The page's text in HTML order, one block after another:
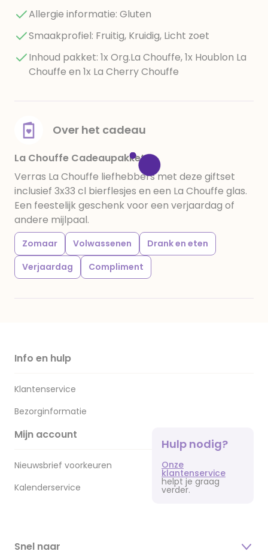
Allergie informatie: Gluten
Smaakprofiel: Fruitig, Kruidig, Licht zoet
Inhoud pakket: 1x Org.La Chouffe, 1x Houblon La
Chouffe en 1x La Cherry Chouffe
Over het cadeau
La Chouffe Cadeaupakket
Verras La Chouffe liefhebbers met deze giftset
inclusief 3x33 cl bierflesjes en een La Chouffe glas.
Een feestelijk geschenk voor een verjaardag of
andere mijlpaal.
Zomaar Volwassenen
Drank en eten
Verjaardag
Compliment
Info en hulp
Klantenservice
Bezorginformatie
Mijn account
Nieuwsbrief voorkeuren
Kalenderservice
Hulp nodig?
Onze
klantenservice
helpt je graag
verder.
Snel naar